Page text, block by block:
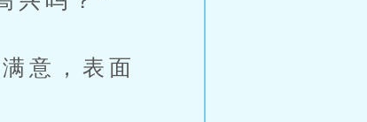
意，表面